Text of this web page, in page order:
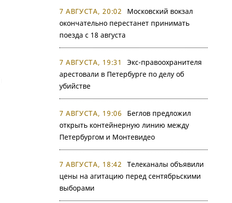
7 АВГУСТА, 20:02
Московский вокзал
окончательно перестанет принимать
поезда с 18 августа
7 АВГУСТА, 19:31
Экс-правоохранителя
арестовали в Петербурге по делу об
убийстве
7 АВГУСТА, 19:06
Беглов предложил
открыть контейнерную линию между
Петербургом и Монтевидео
7 АВГУСТА, 18:42
Телеканалы объявили
цены на агитацию перед сентябрьскими
выборами